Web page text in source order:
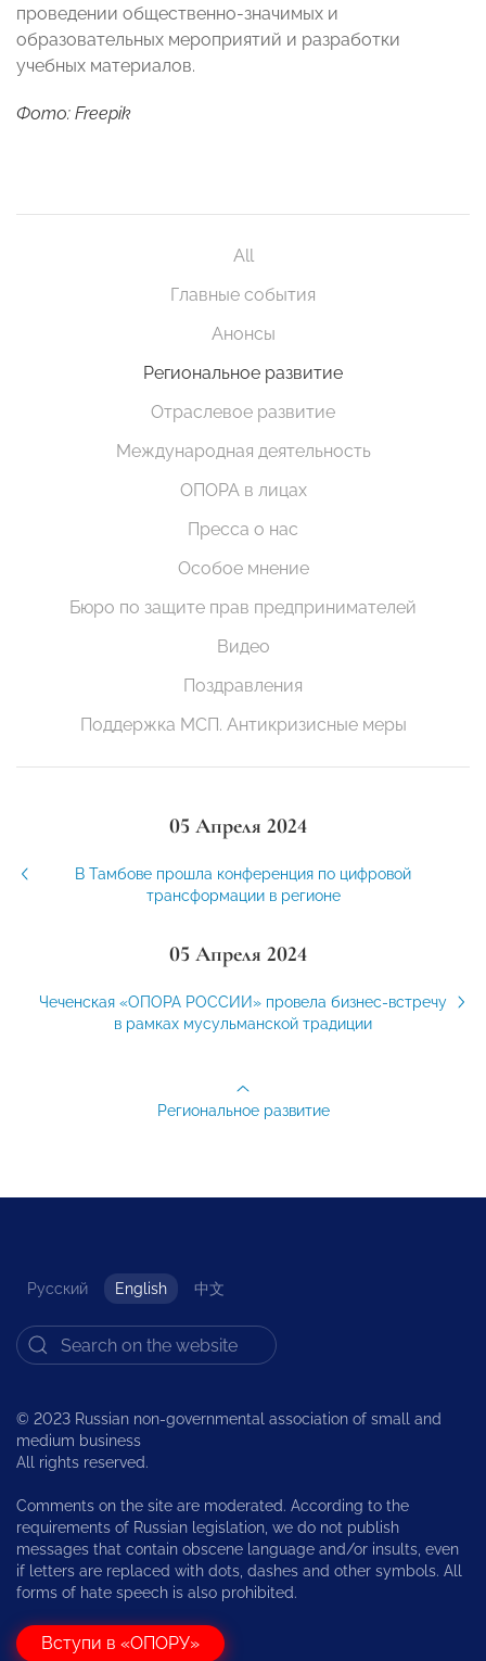
проведении общественно-значимых и
образовательных мероприятий и разработки
учебных материалов.
Фото: Freepik
All
Главные события
Анонсы
Региональное развитие
Отраслевое развитие
Международная деятельность
ОПОРА в лицах
Пресса о нас
Особое мнение
Бюро по защите прав предпринимателей
Видео
Поздравления
Поддержка МСП. Антикризисные меры
05 Апреля 2024
В Тамбове прошла конференция по цифровой
трансформации в регионе
05 Апреля 2024
Чеченская «ОПОРА РОССИИ» провела бизнес-встречу
в рамках мусульманской традиции
Региональное развитие
Русский English 中文
© 2023 Russian non-governmental association of small and
medium business
All rights reserved.
Comments on the site are moderated. According to the
requirements of Russian legislation, we do not publish
messages that contain obscene language and/or insults, even
if letters are replaced with dots, dashes and other symbols. All
forms of hate speech is also prohibited.
Вступи в «ОПОРУ»